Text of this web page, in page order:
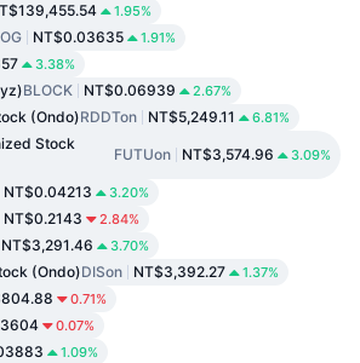
1.95%
NT$0.03635 1.91%
3.38%
BLOCK NT$0.06939 2.67%
(Ondo)RDDTon NT$5,249.11 6.81%
Stock
FUTUon NT$3,574.96 3.09%
NT$0.04213 3.20%
NT$0.2143 2.84%
NT$3,291.46 3.70%
(Ondo)DISon NT$3,392.27 1.37%
0.71%
0.07%
1.09%